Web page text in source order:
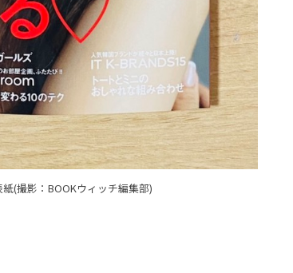
(撮影：BOOKウィッチ編集部)